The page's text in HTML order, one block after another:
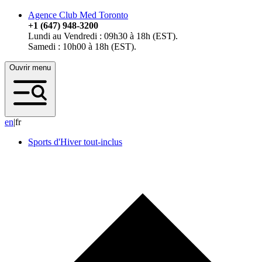
Agence Club Med Toronto
+1 (647) 948-3200
Lundi au Vendredi : 09h30 à 18h (EST).
Samedi : 10h00 à 18h (EST).
Ouvrir menu
en|fr
Sports d'Hiver tout-inclus